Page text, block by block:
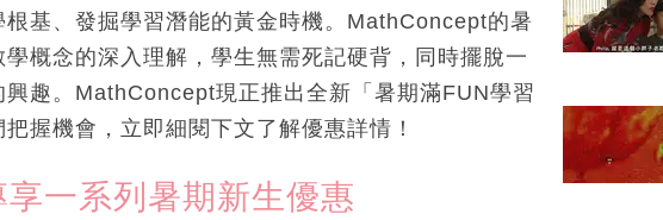
基、發掘學習潛能的黃金時機。MathConcept的暑
概念的深入理解，學生無需死記硬背，同時擺脫一
趣。MathConcept現正推出全新「暑期滿FUN學習
握機會，立即細閱下文了解優惠詳情！
一系列暑期新生優惠